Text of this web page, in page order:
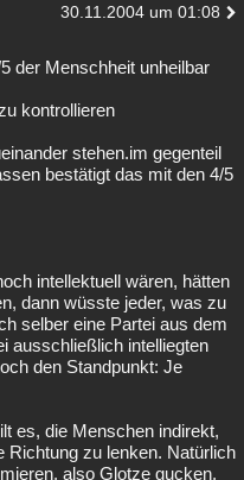
30.11.2004 um 01:08
der Menschheit unheilbar
kontrollieren
stehen.im gegenteil
bestätigt das mit den 4/5
intellektuell wären, hätten
dann wüsste jeder, was zu
selber eine Partei aus dem
ausschließlich intelliegten
den Standpunkt: Je
es, die Menschen indirekt,
Richtung zu lenken. Natürlich
also Glotze gucken,